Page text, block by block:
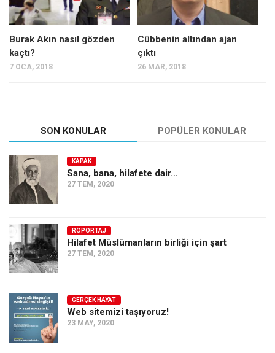
Burak Akın nasıl gözden
kaçtı?
7 OCA, 2018
Cübbenin altından ajan
çıktı
26 MAR, 2018
SON KONULAR POPÜLER KONULAR
KAPAK
Sana, bana, hilafete dair…
27 TEM, 2020
RÖPORTAJ
Hilafet Müslümanların birliği için şart
27 TEM, 2020
GERÇEK HAYAT
Web sitemizi taşıyoruz!
23 MAY, 2020